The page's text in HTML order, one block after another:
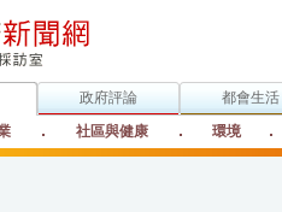
政府評論 都會生活
社區與健康 環境